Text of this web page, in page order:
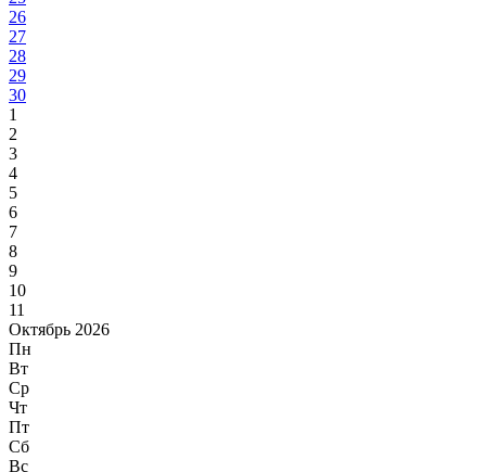
26
27
28
29
30
1
2
3
4
5
6
7
8
9
10
11
Октябрь 2026
Пн
Вт
Ср
Чт
Пт
Сб
Вс